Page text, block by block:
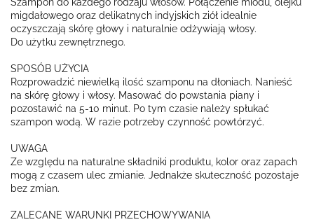
migdałowego oraz delikatnych indyjskich ziół idealnie
oczyszczają skórę głowy i naturalnie odżywiają włosy.
Do użytku zewnętrznego.
SPOSÓB UŻYCIA
Rozprowadzić niewielką ilość szamponu na dłoniach. Nanieść
na skórę głowy i włosy. Masować do powstania piany i
pozostawić na 5-10 minut. Po tym czasie należy spłukać
szampon wodą. W razie potrzeby czynność powtórzyć.
UWAGA
Ze względu na naturalne składniki produktu, kolor oraz zapach
mogą z czasem ulec zmianie. Jednakże skuteczność pozostaje
bez zmian.
ZALECANE WARUNKI PRZECHOWYWANIA